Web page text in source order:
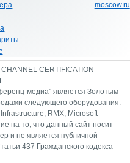
moscow.ru
CHANNEL CERTIFICATION
медиа" является Золотым
следующего оборудования:
RMX, Microsoft
на то, что данный сайт носит
и не является публичной
437 Гражданского кодекса